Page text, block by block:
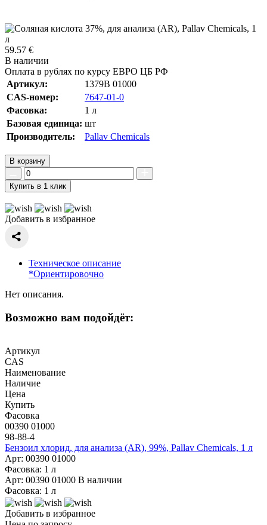
59.57 €
В наличии
Оплата в рублях по курсу ЕВРО ЦБ РФ
Артикул:
1379B 01000
CAS-номер:
7647-01-0
Фасовка:
1 л
Базовая единица: шт
Производитель:
Pallav Chemicals
В корзину
Купить в 1 клик
Добавить в избранное
Техническое описание
*Ориентировочно
Нет описания.
Возможно вам подойдёт:
Артикул
CAS
Наименование
Наличие
Цена
Купить
Фасовка
00390 01000
98-88-4
Бензоил хлорид, для анализа (AR), 99%, Pallav Chemicals, 1 л
Арт: 00390 01000
Фасовка: 1 л
Арт: 00390 01000 В наличии
Фасовка: 1 л
Добавить в избранное